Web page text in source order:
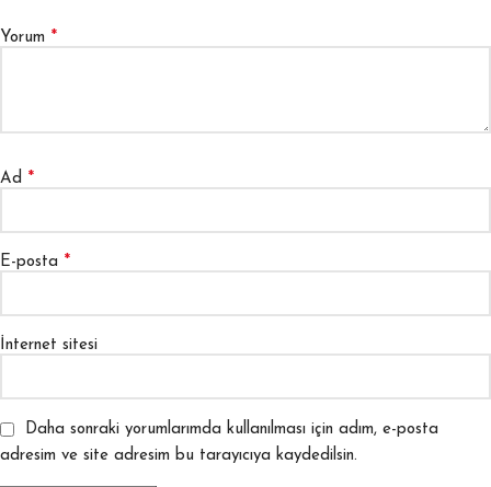
Yorum *
Ad *
E-posta *
İnternet sitesi
Daha sonraki yorumlarımda kullanılması için adım, e-posta
adresim ve site adresim bu tarayıcıya kaydedilsin.